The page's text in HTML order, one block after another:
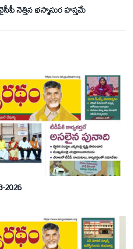
వైసీపీ నెత్తిన భస్మాసుర హస్తమే